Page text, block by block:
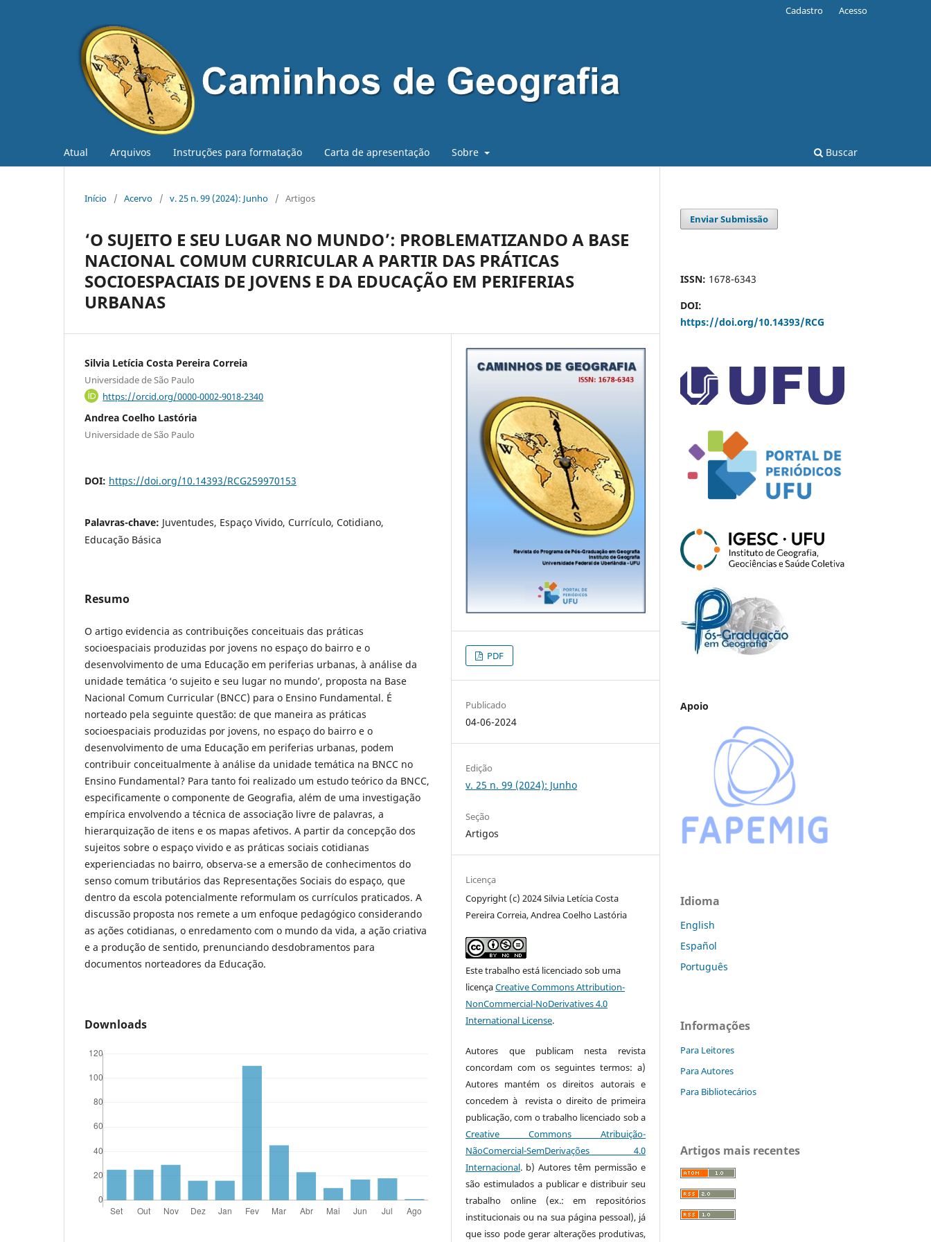
Atual Arquivos Instruções para formatação Carta de apresentação Sobre Buscar
Cadastro Acesso
Início / Acervo / v. 25 n. 99 (2024): Junho / Artigos
‘O SUJEITO E SEU LUGAR NO MUNDO’: PROBLEMATIZANDO A BASE
NACIONAL COMUM CURRICULAR A PARTIR DAS PRÁTICAS
SOCIOESPACIAIS DE JOVENS E DA EDUCAÇÃO EM PERIFERIAS
URBANAS
Silvia Letícia Costa Pereira Correia
Universidade de São Paulo
https://orcid.org/0000-0002-9018-2340
Andrea Coelho Lastória
Universidade de São Paulo
DOI: https://doi.org/10.14393/RCG259970153
Palavras-chave: Juventudes, Espaço Vivido, Currículo, Cotidiano,
Educação Básica
Resumo
O artigo evidencia as contribuições conceituais das práticas
socioespaciais produzidas por jovens no espaço do bairro e o
desenvolvimento de uma Educação em periferias urbanas, à análise da
unidade temática ‘o sujeito e seu lugar no mundo’, proposta na Base
Nacional Comum Curricular (BNCC) para o Ensino Fundamental. É
norteado pela seguinte questão: de que maneira as práticas
socioespaciais produzidas por jovens, no espaço do bairro e o
desenvolvimento de uma Educação em periferias urbanas, podem
contribuir conceitualmente à análise da unidade temática na BNCC no
Ensino Fundamental? Para tanto foi realizado um estudo teórico da BNCC,
especificamente o componente de Geografia, além de uma investigação
empírica envolvendo a técnica de associação livre de palavras, a
hierarquização de itens e os mapas afetivos. A partir da concepção dos
sujeitos sobre o espaço vivido e as práticas sociais cotidianas
experienciadas no bairro, observa-se a emersão de conhecimentos do
senso comum tributários das Representações Sociais do espaço, que
dentro da escola potencialmente reformulam os currículos praticados. A
discussão proposta nos remete a um enfoque pedagógico considerando
as ações cotidianas, o enredamento com o mundo da vida, a ação criativa
e a produção de sentido, prenunciando desdobramentos para
documentos norteadores da Educação.
Downloads
PDF
Publicado
04-06-2024
Edição
v. 25 n. 99 (2024): Junho
Seção
Artigos
Licença
Copyright (c) 2024 Silvia Letícia Costa
Pereira Correia, Andrea Coelho Lastória
Este trabalho está licenciado sob uma
licençaCreative Commons Attribution-
NonCommercial-NoDerivatives 4.0
International License.
Autores que publicam nesta revista
concordam com os seguintes termos: a)
Autores mantém os direitos autorais e
concedem à revista o direito de primeira
publicação, com o trabalho licenciado sob a
Creative Commons Atribuição-
NãoComercial-SemDerivações 4.0
Internacional. b) Autores têm permissão e
são estimulados a publicar e distribuir seu
trabalho online (ex.: em repositórios
institucionais ou na sua página pessoal), já
que isso pode gerar alterações produtivas,
Enviar Submissão
ISSN: 1678-6343
DOI:
https://doi.org/10.14393/RCG
Apoio
Idioma
English
Español
Português
Informações
Para Leitores
Para Autores
Para Bibliotecários
Artigos mais recentes